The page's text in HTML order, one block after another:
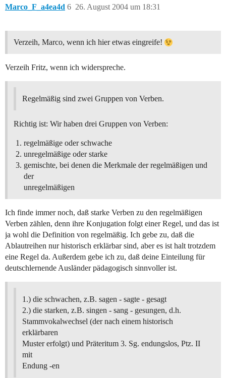
Marco_F_a4ea4d 26. August 2004 um 18:31
6
Verzeih, Marco, wenn ich hier etwas eingreife!
Verzeih Fritz, wenn ich widerspreche.
Regelmäßig sind zwei Gruppen von Verben.
Richtig ist: Wir haben drei Gruppen von Verben:
regelmäßige oder schwache
unregelmäßige oder starke
gemischte, bei denen die Merkmale der regelmäßigen und
der
unregelmäßigen
Ich finde immer noch, daß starke Verben zu den regelmäßigen
Verben zählen, denn ihre Konjugation folgt einer Regel, und das ist
ja wohl die Definition von regelmäßig. Ich gebe zu, daß die
Ablautreihen nur historisch erklärbar sind, aber es ist halt trotzdem
eine Regel da. Außerdem gebe ich zu, daß deine Einteilung für
deutschlernende Ausländer pädagogisch sinnvoller ist.
1.) die schwachen, z.B. sagen - sagte - gesagt
2.) die starken, z.B. singen - sang - gesungen, d.h.
Stammvokalwechsel (der nach einem historisch
erklärbaren
Muster erfolgt) und Präteritum 3. Sg. endungslos, Ptz. II
mit
Endung -en